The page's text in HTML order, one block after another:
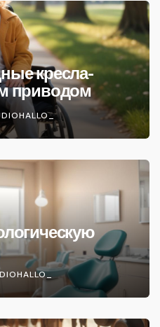
кресла-
приводом